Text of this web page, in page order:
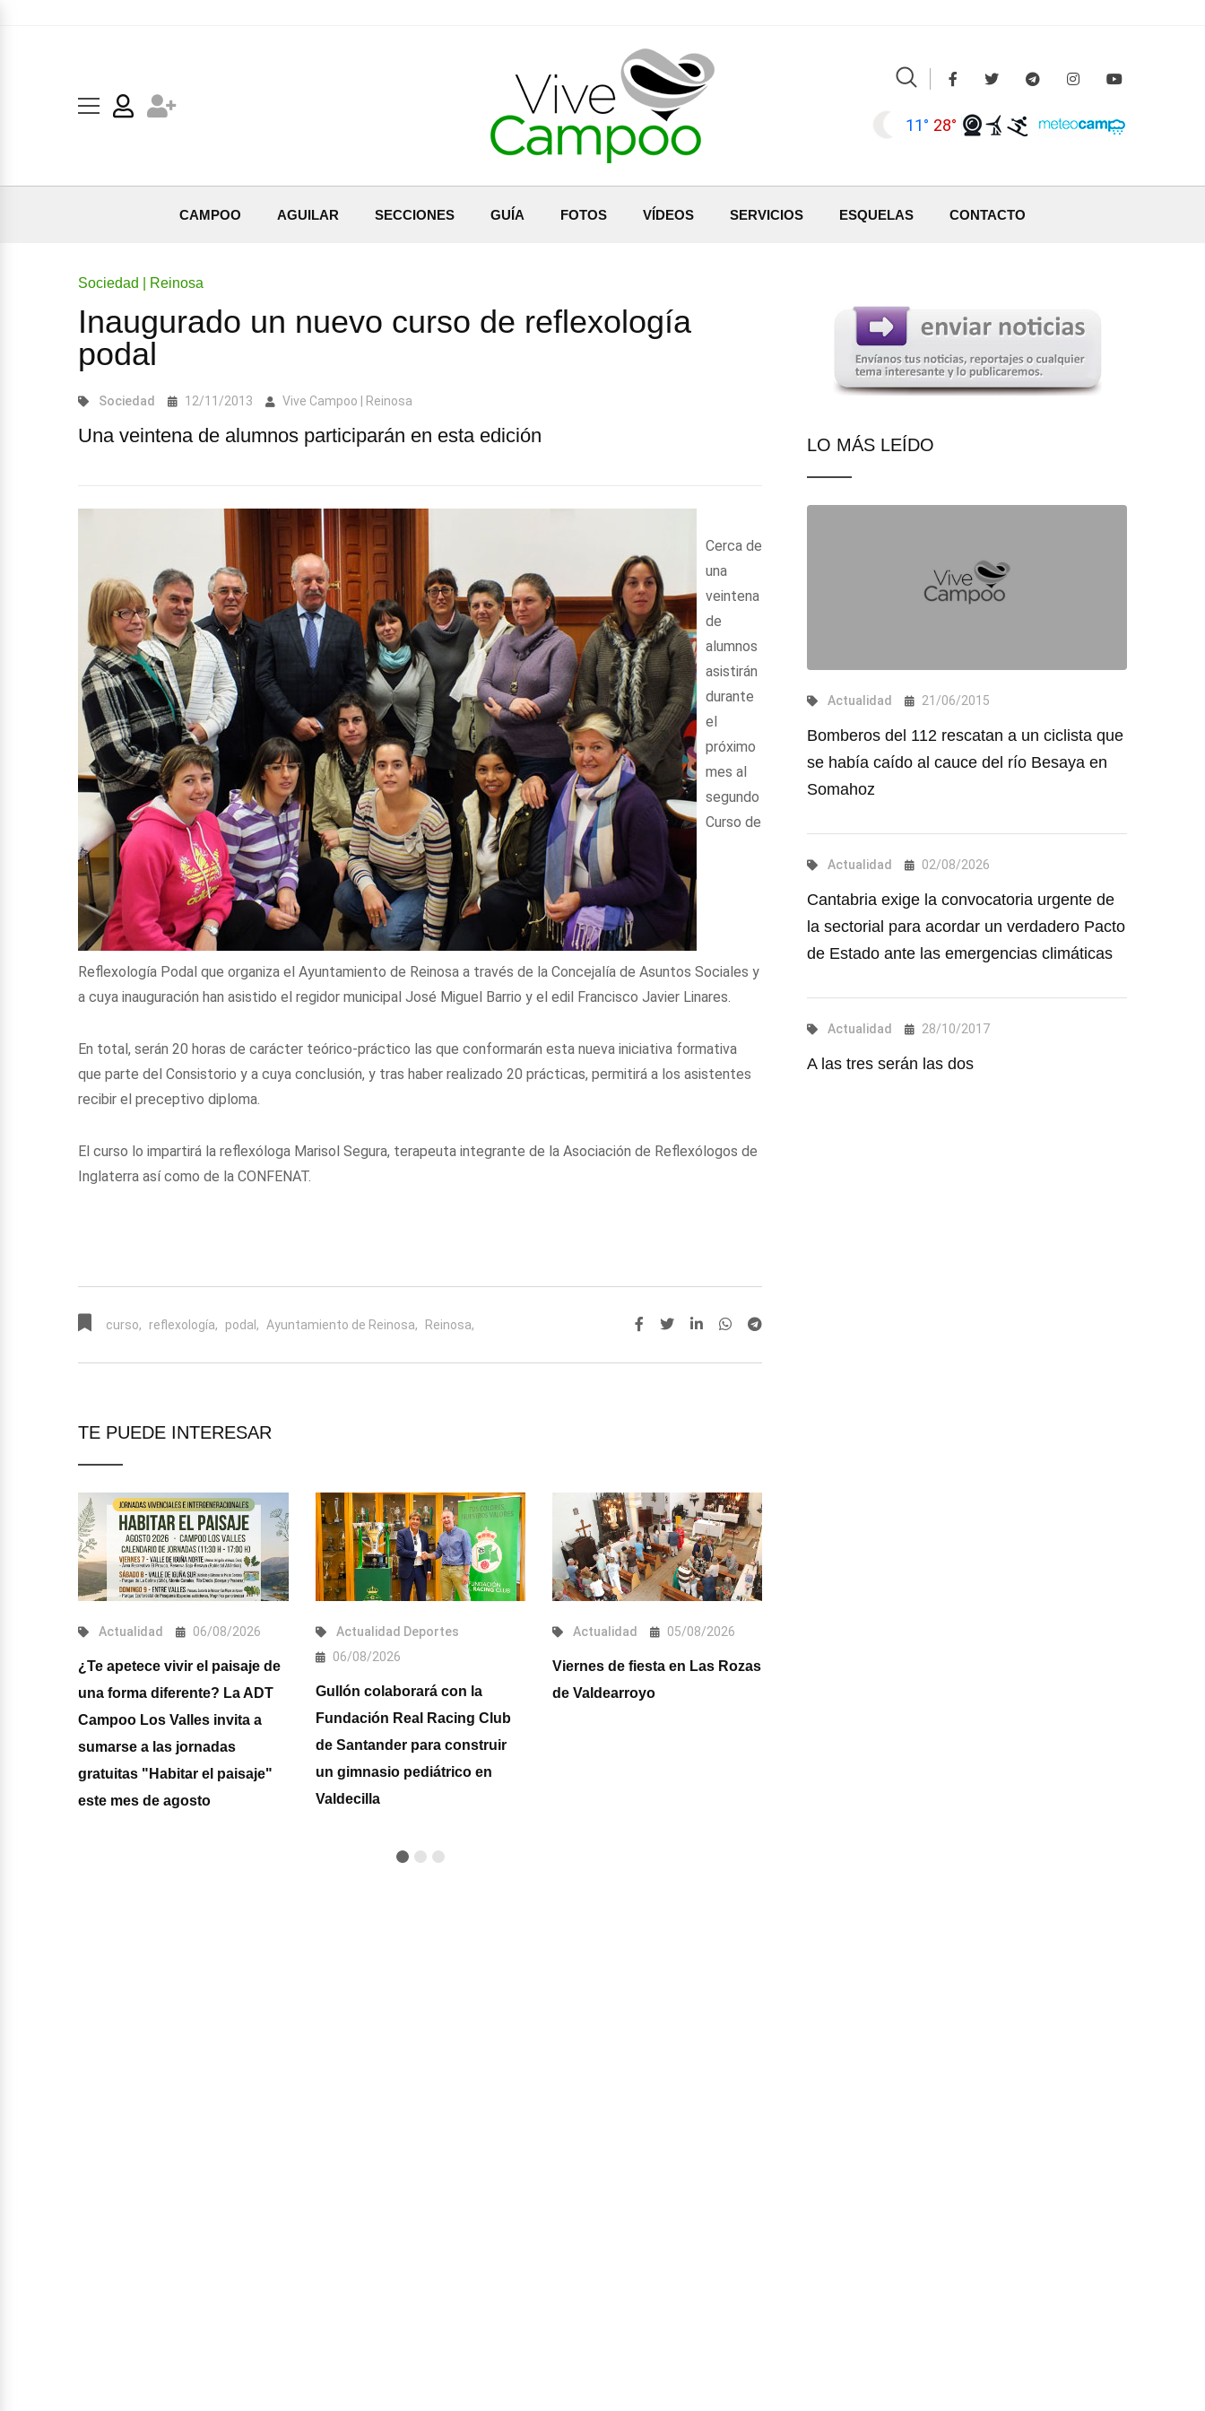
11° 28°
CAMPOO AGUILAR SECCIONES GUÍA FOTOS VÍDEOS SERVICIOS ESQUELAS CONTACTO
Sociedad | Reinosa
Inaugurado un nuevo curso de reflexología
podal
Sociedad 12/11/2013 Vive Campoo | Reinosa
Una veintena de alumnos participarán en esta edición
Cerca de
una
veintena
de
alumnos
asistirán
durante
el
próximo
mes al
segundo
Curso de
Reflexología Podal que organiza el Ayuntamiento de Reinosa a través de la Concejalía de Asuntos Sociales y
a cuya inauguración han asistido el regidor municipal José Miguel Barrio y el edil Francisco Javier Linares.
En total, serán 20 horas de carácter teórico-práctico las que conformarán esta nueva iniciativa formativa
que parte del Consistorio y a cuya conclusión, y tras haber realizado 20 prácticas, permitirá a los asistentes
recibir el preceptivo diploma.
El curso lo impartirá la reflexóloga Marisol Segura, terapeuta integrante de la Asociación de Reflexólogos de
Inglaterra así como de la CONFENAT.
curso, reflexología, podal, Ayuntamiento de Reinosa, Reinosa,
TE PUEDE INTERESAR
Actualidad 06/08/2026
¿Te apetece vivir el paisaje de
una forma diferente? La ADT
Campoo Los Valles invita a
sumarse a las jornadas
gratuitas "Habitar el paisaje"
este mes de agosto
Actualidad Deportes
06/08/2026
Gullón colaborará con la
Fundación Real Racing Club
de Santander para construir
un gimnasio pediátrico en
Valdecilla
Actualidad 05/08/2026
Viernes de fiesta en Las Rozas
de Valdearroyo
LO MÁS LEÍDO
Actualidad 21/06/2015
Bomberos del 112 rescatan a un ciclista que
se había caído al cauce del río Besaya en
Somahoz
Actualidad 02/08/2026
Cantabria exige la convocatoria urgente de
la sectorial para acordar un verdadero Pacto
de Estado ante las emergencias climáticas
Actualidad 28/10/2017
A las tres serán las dos